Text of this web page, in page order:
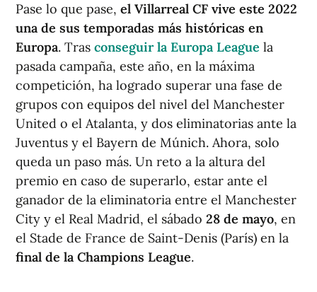
Pase lo que pase, el Villarreal CF vive este 2022
una de sus temporadas más históricas en
Europa. Tras conseguir la Europa League la
pasada campaña, este año, en la máxima
competición, ha logrado superar una fase de
grupos con equipos del nivel del Manchester
United o el Atalanta, y dos eliminatorias ante la
Juventus y el Bayern de Múnich. Ahora, solo
queda un paso más. Un reto a la altura del
premio en caso de superarlo, estar ante el
ganador de la eliminatoria entre el Manchester
City y el Real Madrid, el sábado 28 de mayo, en
el Stade de France de Saint-Denis (París) en la
final de la Champions League.